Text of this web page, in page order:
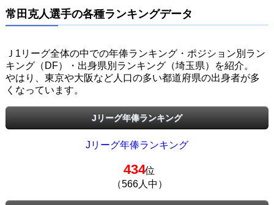
常田克人選手の各種ランキングデータ
Ｊ1リーグ全体の中での年俸ランキング・ポジション別ラン
キング（DF）・出身県別ランキング（埼玉県）を紹介。
やはり、東京や大阪など人口の多い都道府県の出身者が多
くなっています。
Jリーグ年俸ランキング
Jリーグ年俸ランキング
434位
（566人中）